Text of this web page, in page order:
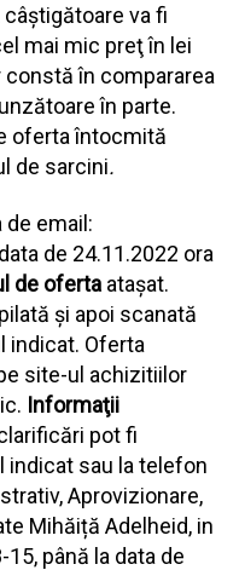
va fi
mai mic preţ în lei
constă în compararea
în parte.
oferta întocmită
de sarcini.
de email:
de 24.11.2022 ora
de oferta ataşat.
şi apoi scanată
indicat. Oferta
site-ul achizitiilor
Informaţii
pot fi
indicat sau la telefon
Aprovizionare,
Mihăiță Adelheid, in
până la data de